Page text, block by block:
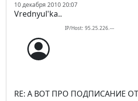
10 декабря 2010 20:07
Vrednyul'ka..
IP/Host: 95.25.226.---
RE: А ВОТ ПРО ПОДПИСАНИЕ